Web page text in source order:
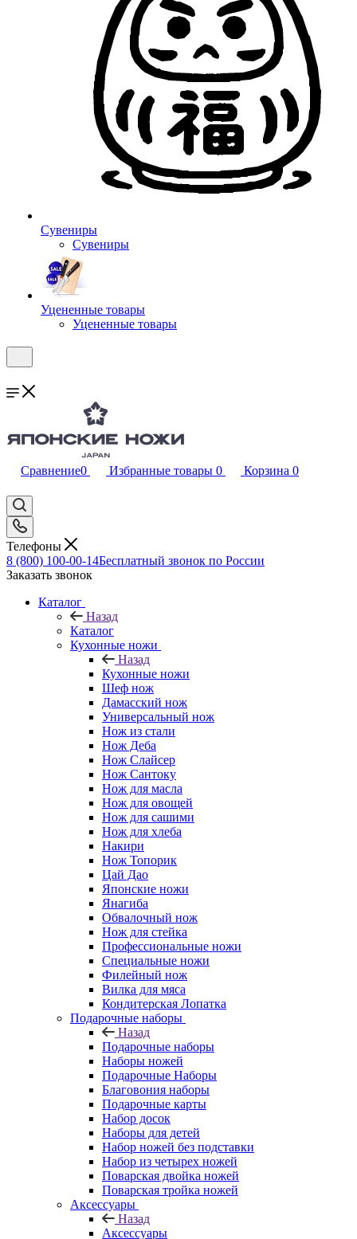
Сувениры
Сувениры
Уцененные товары
Уцененные товары
Сравнение0 Избранные товары 0 Корзина 0
Телефоны
8 (800) 100-00-14Бесплатный звонок по России
Заказать звонок
Каталог
Назад
Каталог
Кухонные ножи
Назад
Кухонные ножи
Шеф нож
Дамасский нож
Универсальный нож
Нож из стали
Нож Деба
Нож Слайсер
Нож Сантоку
Нож для масла
Нож для овощей
Нож для сашими
Нож для хлеба
Накири
Нож Топорик
Цай Дао
Японские ножи
Янагиба
Обвалочный нож
Нож для стейка
Профессиональные ножи
Специальные ножи
Филейный нож
Вилка для мяса
Кондитерская Лопатка
Подарочные наборы
Назад
Подарочные наборы
Наборы ножей
Подарочные Наборы
Благовония наборы
Подарочные карты
Набор досок
Наборы для детей
Набор ножей без подставки
Набор из четырех ножей
Поварская двойка ножей
Поварская тройка ножей
Аксессуары
Назад
Аксессуары